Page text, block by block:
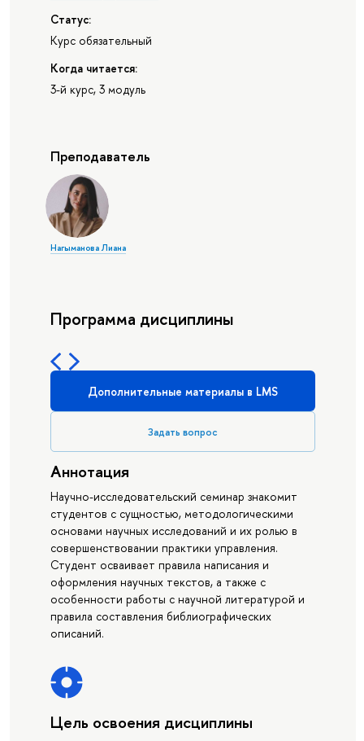
Статус:
Курс обязательный
Когда читается:
3-й курс, 3 модуль
Преподаватель
Нагыманова Лиана
Программа дисциплины
Дополнительные материалы в LMS
Задать вопрос
Аннотация
Научно-исследовательский семинар знакомит
студентов с сущностью, методологическими
основами научных исследований и их ролью в
совершенствовании практики управления.
Студент осваивает правила написания и
оформления научных текстов, а также с
особенности работы с научной литературой и
правила составления библиографических
описаний.
Цель освоения дисциплины